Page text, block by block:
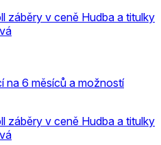
záběry v ceně Hudba a titulky
na 6 měsíců a možností
záběry v ceně Hudba a titulky